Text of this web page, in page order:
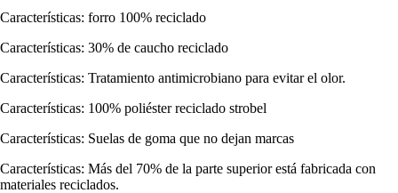
Características: forro 100% reciclado
Características: 30% de caucho reciclado
Características: Tratamiento antimicrobiano para evitar el olor.
Características: 100% poliéster reciclado strobel
Características: Suelas de goma que no dejan marcas
Características: Más del 70% de la parte superior está fabricada con
materiales reciclados.